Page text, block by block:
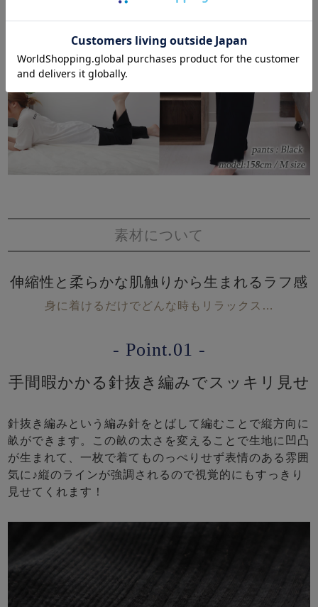
素材について
伸縮性と柔らかな肌触りから生まれるラフ感
身に着けるだけでどんな時もリラックス…
- Point.01 -
手間暇かかる針抜き編みでスッキリ見せ
針抜き編みという編み針をとばして編むことで縦方向に
畝ができます。この畝の太さを変えることで生地に凹凸
が生まれて、一枚で着てものっぺりせず表情のある雰囲
気に♪縦のラインが強調されるので視覚的にもすっきり
見せてくれます！